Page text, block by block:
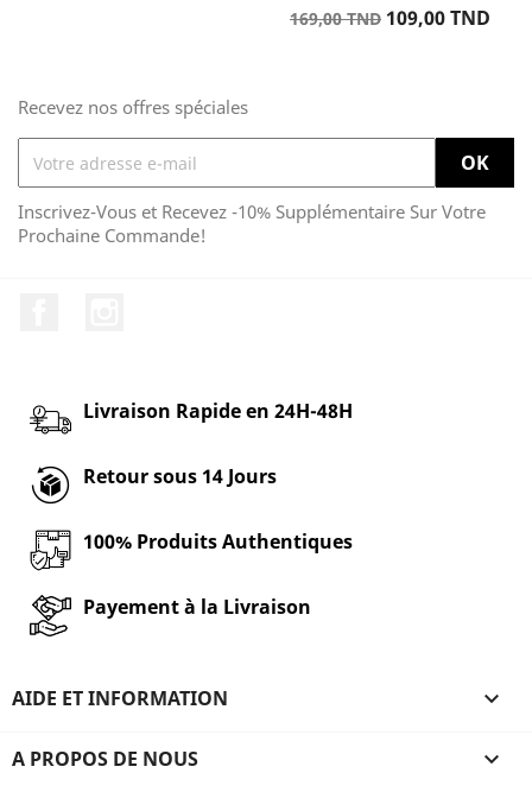
Prix
169,00 TND Prix
109,00 TND
Recevez nos offres spéciales
Inscrivez-Vous et Recevez -10% Supplémentaire Sur Votre
Prochaine Commande!
Livraison Rapide en 24H-48H
Retour sous 14 Jours
100% Produits Authentiques
Payement à la Livraison
AIDE ET INFORMATION 
A PROPOS DE NOUS 